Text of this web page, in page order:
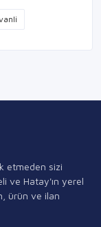
etmeden sizi
ve Hatay'ın yerel
ürün ve ilan